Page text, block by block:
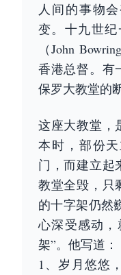
人间的事物
变。十九世
（John
香港总督。有
保罗大教堂的
这座大教堂，
本时，部份
门，而建立起
教堂全毁，只
的十字架仍然
心深受感动
架”。他写道：
1、岁月悠悠